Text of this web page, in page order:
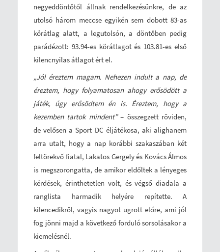
negyeddöntőtől állnak rendelkezésünkre, de az
utolsó három meccse egyikén sem dobott 83-as
körátlag alatt, a legutolsón, a döntőben pedig
parádézott: 93.94-es körátlagot és 103.81-es első
kilencnyilas átlagot ért el.
„Jól éreztem magam. Nehezen indult a nap, de
éreztem, hogy folyamatosan ahogy erősödött a
játék, úgy erősödtem én is. Éreztem, hogy a
kezemben tartok mindent”– összegzett röviden,
de velősen a Sport DC éljátékosa, aki alighanem
arra utalt, hogy a nap korábbi szakaszában két
feltörekvő fiatal, Lakatos Gergely és Kovács Álmos
is megszorongatta, de amikor eldőltek a lényeges
kérdések, érinthetetlen volt, és végső diadala a
ranglista harmadik helyére repítette. A
kilencedikről, vagyis nagyot ugrott előre, ami jól
fog jönni majd a következő forduló sorsolásakor a
kiemelésnél.